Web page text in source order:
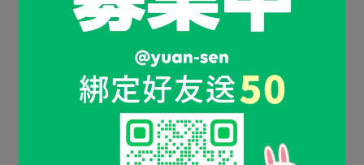
◎四季溫補 ◎溫潤您心
加味黑蒜頭養生湯包
◎四季溫補 ◎溫潤您心
肉骨茶膳料理包 20gX2/包
NT$165